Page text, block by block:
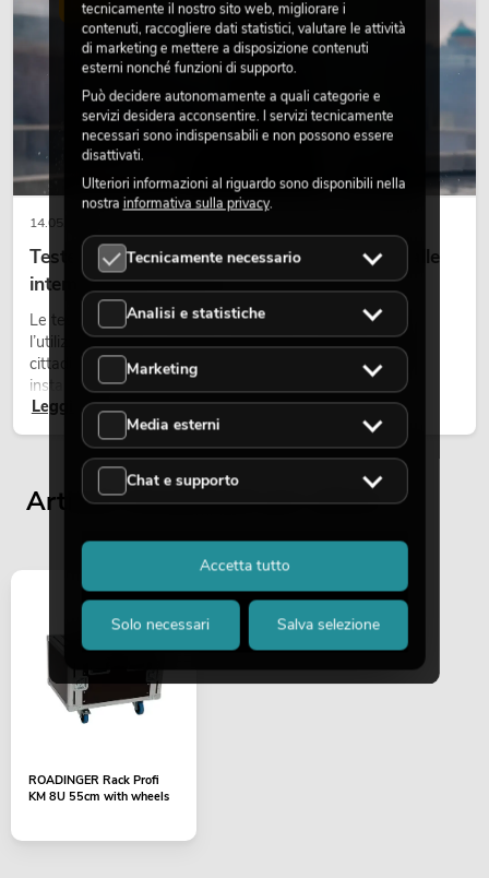
14.05.2026
Teste mobili outdoor: teste mobili resistenti alle
intemperie per eventi
Le teste mobili outdoor sono proiettori motorizzati per
l’utilizzo all’aperto. Vengono impiegate in festival, feste
cittadine, concerti open-air, allestimenti architetturali e
installazioni temporanee all’esterno.
Leggi ora
Articoli visualizzati per ultimi
ROADINGER Rack Profi
KM 8U 55cm with wheels
tecnicamente il nostro sito web, migliorare i
contenuti, raccogliere dati statistici, valutare le attività
di marketing e mettere a disposizione contenuti
esterni nonché funzioni di supporto.
Può decidere autonomamente a quali categorie e
servizi desidera acconsentire. I servizi tecnicamente
necessari sono indispensabili e non possono essere
disattivati.
Ulteriori informazioni al riguardo sono disponibili nella
nostra informativa sulla privacy.
Tecnicamente necessario
Analisi e statistiche
Marketing
Media esterni
Chat e supporto
Solo necessari Salva selezione
Accetta tutto